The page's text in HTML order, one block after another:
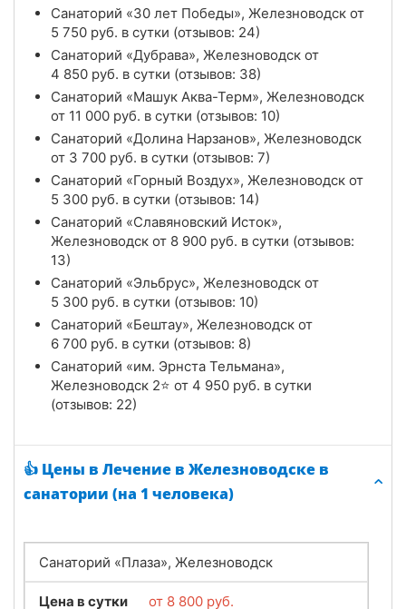
Санаторий «30 лет Победы», Железноводск от
5 750 руб. в сутки (отзывов: 24)
Санаторий «Дубрава», Железноводск от
4 850 руб. в сутки (отзывов: 38)
Санаторий «Машук Аква-Терм», Железноводск
от 11 000 руб. в сутки (отзывов: 10)
Санаторий «Долина Нарзанов», Железноводск
от 3 700 руб. в сутки (отзывов: 7)
Санаторий «Горный Воздух», Железноводск от
5 300 руб. в сутки (отзывов: 14)
Санаторий «Славяновский Исток»,
Железноводск от 8 900 руб. в сутки (отзывов:
13)
Санаторий «Эльбрус», Железноводск от
5 300 руб. в сутки (отзывов: 10)
Санаторий «Бештау», Железноводск от
6 700 руб. в сутки (отзывов: 8)
Санаторий «им. Эрнста Тельмана»,
Железноводск 2⭐ от 4 950 руб. в сутки
(отзывов: 22)
👍 Цены в Лечение в Железноводске в
санатории (на 1 человека)
Санаторий «Плаза», Железноводск
Цена в сутки от 8 800 руб.